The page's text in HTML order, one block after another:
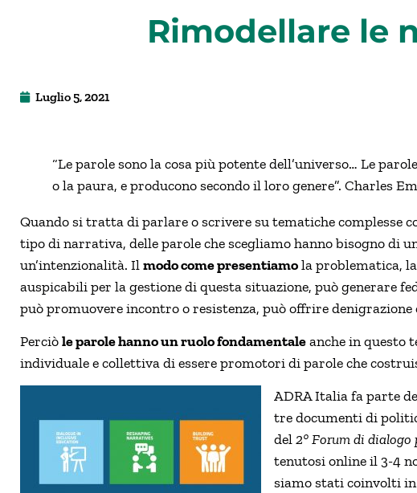
Rimodellare le
Luglio 5, 2021
“Le parole sono la cosa più potente dell’universo… Le
o la paura, e producono secondo il loro genere”. Charles
Quando si tratta di parlare o scrivere su tematiche complesse
tipo di narrativa, delle parole che scegliamo hanno bisogno di
un’intenzionalità. Ilmodo come presentiamola problematica,
auspicabili per la gestione di questa situazione, può generare
può promuovere incontro o resistenza, può offrire
Perciòle parole hanno un ruolo fondamentaleanche in questo
individuale e collettiva di essere promotori di parole che
ADRA Italia fa parte
tre documenti di
del2° Forum di
tenutosi online il 3-4
siamo stati coinvolti